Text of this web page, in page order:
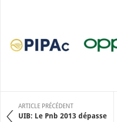
ARTICLE PRÉCÉDENT
UIB: Le Pnb 2013 dépasse